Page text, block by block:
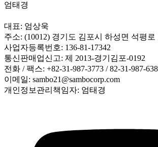
엄태경
대표: 엄상욱
주소: (10012) 경기도 김포시 하성면 석평로
사업자등록번호: 136-81-17342
통신판매업신고: 제 2013-경기김포-0192
전화 / 팩스: +82-31-987-3773 / 82-31-987-
이메일: sambo21@sambocorp.com
개인정보관리책임자: 엄태경